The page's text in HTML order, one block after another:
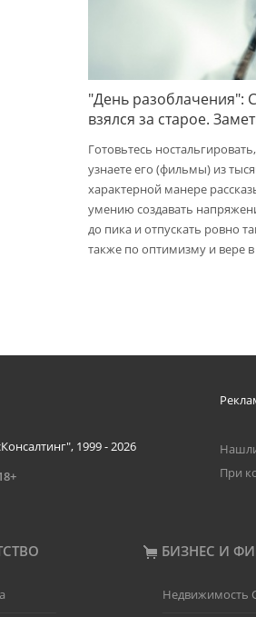
"День разоблачения":
взялся за старое.
Готовьтесь
узнаете его (фильмы) из
характерной манере
умению создавать
до пика и отпускать ровно
также по оптимизму и вере в
1999 - 2026
При
БИЗНЕС И
Недвижимость